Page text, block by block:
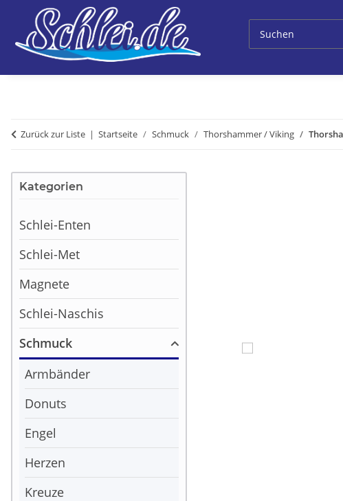
Zurück zur Liste Startseite Schmuck Thorshammer / Viking
Kategorien
Schlei-Enten
Schlei-Met
Magnete
Schlei-Naschis
Schmuck
Armbänder
Donuts
Engel
Herzen
Kreuze